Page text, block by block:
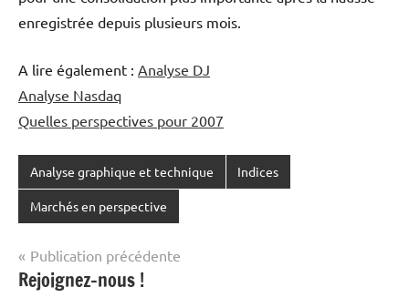
enregistrée depuis plusieurs mois.
A lire également : Analyse DJ
Analyse Nasdaq
Quelles perspectives pour 2007
Analyse graphique et technique Indices
Marchés en perspective
Navigation
de
Publication précédente
Rejoignez-nous !